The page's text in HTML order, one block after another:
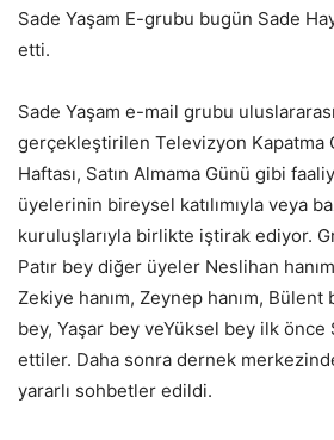
Sade Yaşam E-grubu bugün Sade
etti.
Sade Yaşam e-mail grubu
gerçekleştirilen Televizyon Kapatma
Haftası, Satın Almama Günü gibi
üyelerinin bireysel katılımıyla veya
kuruluşlarıyla birlikte iştirak ediyor.
Patır bey diğer üyeler Neslihan
Zekiye hanım, Zeynep hanım, Bülent
bey, Yaşar bey veYüksel bey ilk önce
ettiler. Daha sonra dernek
yararlı sohbetler edildi.